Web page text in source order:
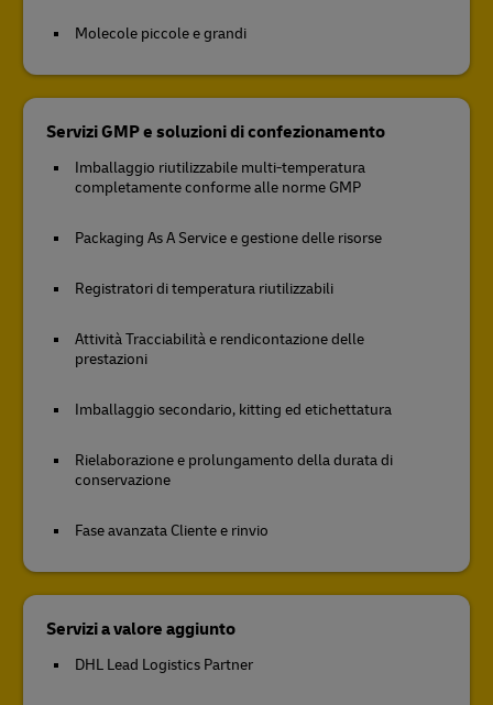
Molecole piccole e grandi
Servizi GMP e soluzioni di confezionamento
Imballaggio riutilizzabile multi-temperatura
completamente conforme alle norme GMP
Packaging As A Service e gestione delle risorse
Registratori di temperatura riutilizzabili
Attività Tracciabilità e rendicontazione delle
prestazioni
Imballaggio secondario, kitting ed etichettatura
Rielaborazione e prolungamento della durata di
conservazione
Fase avanzata Cliente e rinvio
Servizi a valore aggiunto
DHL Lead Logistics Partner